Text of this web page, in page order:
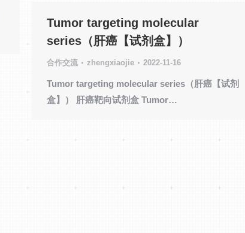
Tumor targeting molecular
series（肝癌【试剂盒】）
合作交流 zhengxiaojie 2022-11-16
Tumor targeting molecular series（肝癌【试剂
盒】） 肝癌靶向试剂盒 Tumor…